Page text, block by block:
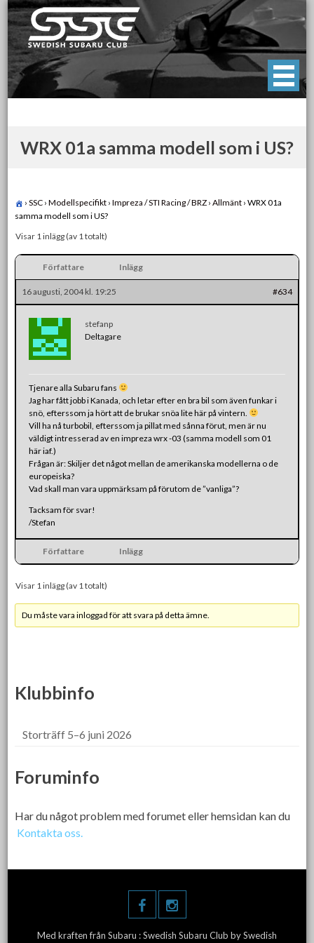
Skip
to
content
Swedish Subaru Club
För oss som älskar Subaru!
WRX 01a samma modell som i US?
› SSC › Modellspecifikt › Impreza / STI Racing / BRZ › Allmänt › WRX 01a
samma modell som i US?
Visar 1 inlägg (av 1 totalt)
Författare Inlägg
16 augusti, 2004 kl. 19:25 #634
stefanp
Deltagare
Tjenare alla Subaru fans
Jag har fått jobb i Kanada, och letar efter en bra bil som även funkar i
snö, efterssom ja hört att de brukar snöa lite här på vintern.
Vill ha nå turbobil, efterssom ja pillat med sånna förut, men är nu
väldigt intresserad av en impreza wrx -03 (samma modell som 01
här iaf.)
Frågan är: Skiljer det något mellan de amerikanska modellerna o de
europeiska?
Vad skall man vara uppmärksam på förutom de ”vanliga”?
Tacksam för svar!
/Stefan
Författare Inlägg
Visar 1 inlägg (av 1 totalt)
Du måste vara inloggad för att svara på detta ämne.
Klubbinfo
Storträff 5–6 juni 2026
Foruminfo
Har du något problem med forumet eller hemsidan kan du
Kontakta oss.
Med kraften från Subaru :Swedish Subaru Club by Swedish